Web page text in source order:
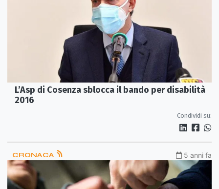
L’Asp di Cosenza sblocca il bando per disabilità
2016
Condividi su:
CRONACA 5 anni fa